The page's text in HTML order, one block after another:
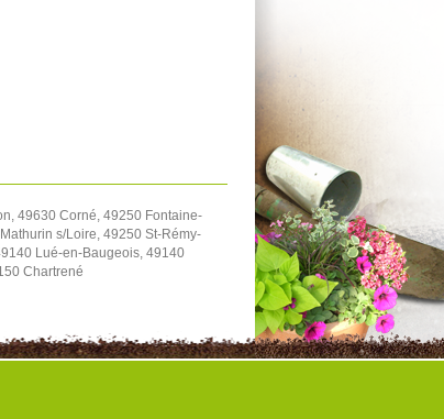
49630 Corné, 49250 Fontaine-
s/Loire, 49250 St-Rémy-
Lué-en-Baugeois, 49140
Chartrené